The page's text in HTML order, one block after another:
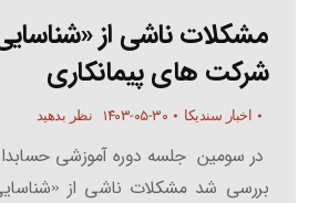
مشکلات ناشی از
شرکت های پیمانکاری
اخبار سندیکا ۱۴۰۳-۰۵-۳۰ نظر بدهید
در سومین جلسه دوره آموزشی
بررسی شد مشکلات ناشی از